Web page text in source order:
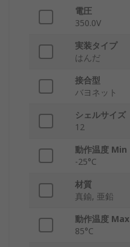
電圧
350.0V
実装タイプ
はんだ
接合型
バヨネット
シェルサイズ
12
動作温度 Min
-25°C
材質
真鍮, 亜鉛
動作温度 Max
85°C